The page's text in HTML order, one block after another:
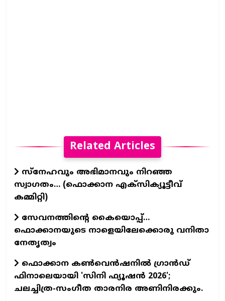
Related Articles
സ്നേഹവും അഭിമാനവും നിറഞ്ഞ
സ്വാഗതം… (ഫൊക്കാന എക്സിക്യൂട്ടീവ്
കമ്മിറ്റി)
സേവനത്തിന്റെ കൈയൊപ്പ്…
ഫൊക്കാനയുടെ നാളെയിലേക്കൊരു വനിതാ
നേതൃത്വം
ഫൊക്കാന കണ്‍വെന്‍ഷനില്‍ ഗ്രാന്‍ഡ്
ഫിനാലെയായി 'സിനി ഫ്യൂഷന്‍ 2026';
ചലച്ചിത്ര-സംഗീത താരനിര അണിനിരക്കും.